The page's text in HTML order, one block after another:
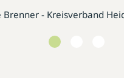
Brenner - Kreisverband